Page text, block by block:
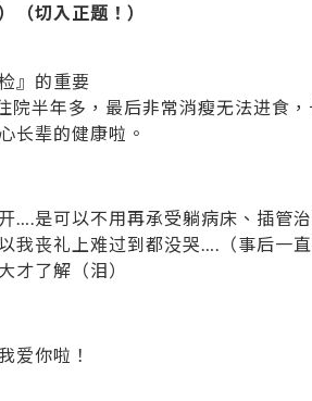
（切入正题！）
』的重要
院半年多，最后非常消瘦无法进食
长辈的健康啦。
….是可以不用再承受躺病床、插管
我丧礼上难过到都没哭….（事后一直
才了解（泪）
爱你啦！